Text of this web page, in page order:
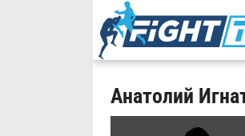
Анатолий